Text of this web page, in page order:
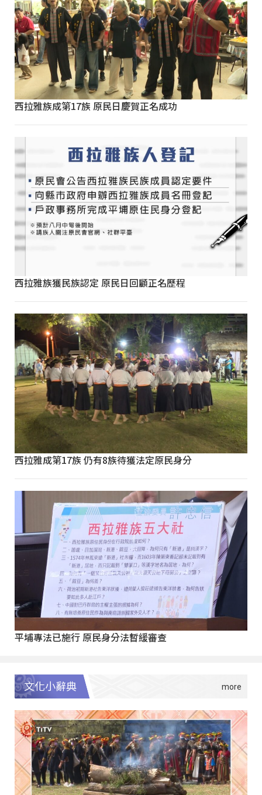
西拉雅族成第17族 原民日慶賀正名成功
西拉雅族獲民族認定 原民日回顧正名歷程
西拉雅成第17族 仍有8族待獲法定原民身分
平埔專法已施行 原民身分法暫緩審查
文化小辭典